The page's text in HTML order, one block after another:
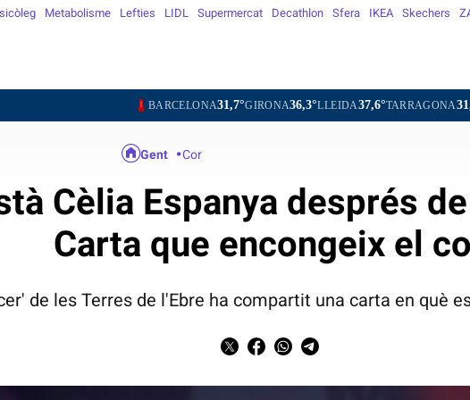
Metabolisme Lefties LIDL Supermercat Decathlon Sfera IKEA Skechers
BARCELONA31,7°GIRONA36,3°LLEIDA37,6°TARRAGONA31,3°TORTOSA
Gent Cor
Cèlia Espanya després
Carta que encongeix el
de les Terres de l'Ebre ha compartit una carta en què